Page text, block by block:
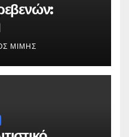
οδού
ΜΊΜΗΣ